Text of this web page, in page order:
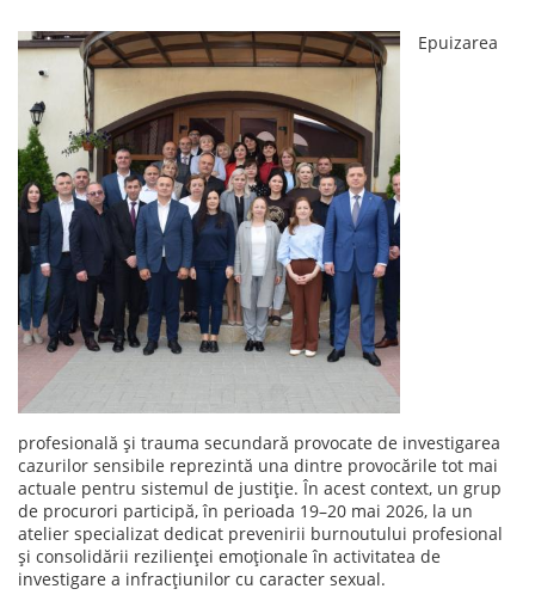
Epuizarea
profesională și trauma secundară provocate de investigarea
cazurilor sensibile reprezintă una dintre provocările tot mai
actuale pentru sistemul de justiție. În acest context, un grup
de procurori participă, în perioada 19–20 mai 2026, la un
atelier specializat dedicat prevenirii burnoutului profesional
și consolidării rezilienței emoționale în activitatea de
investigare a infracțiunilor cu caracter sexual.